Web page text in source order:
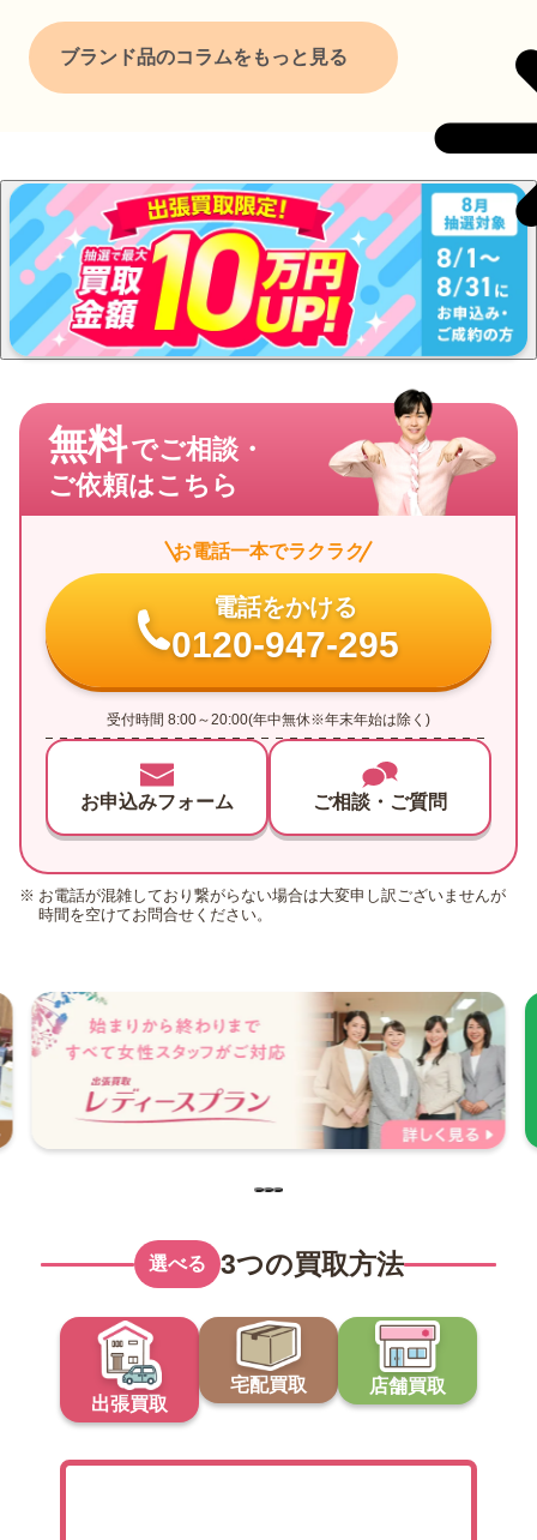
ブランド品のコラムをもっと見る
無料でご相談・
ご依頼はこちら
お電話一本でラクラク
電話をかける
0120-947-295
受付時間 8:00～20:00(年中無休※年末年始は除く)
お申込みフォーム ご相談・ご質問
お電話が混雑しており繋がらない場合は大変申し訳ございませんが
時間を空けてお問合せください。
選べる 3つの買取方法
出張買取
宅配買取 店舗買取